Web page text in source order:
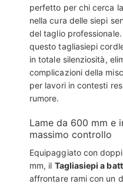
perfetto per chi cerca
nella cura delle siepi
del taglio professionale.
questo tagliasiepi
in totale silenziosità,
complicazioni della
per lavori in contesti
rumore.
Lame da 600 mm e
massimo controllo
Equipaggiato con
mm, il Tagliasiepi a
affrontare rami con un